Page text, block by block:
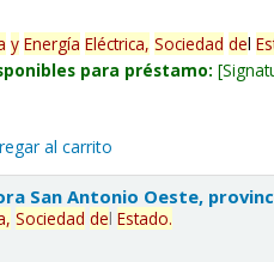
y Energía Eléctrica, Sociedad del
para préstamo:
al carrito
San Antonio Oeste,
Sociedad delEstado.